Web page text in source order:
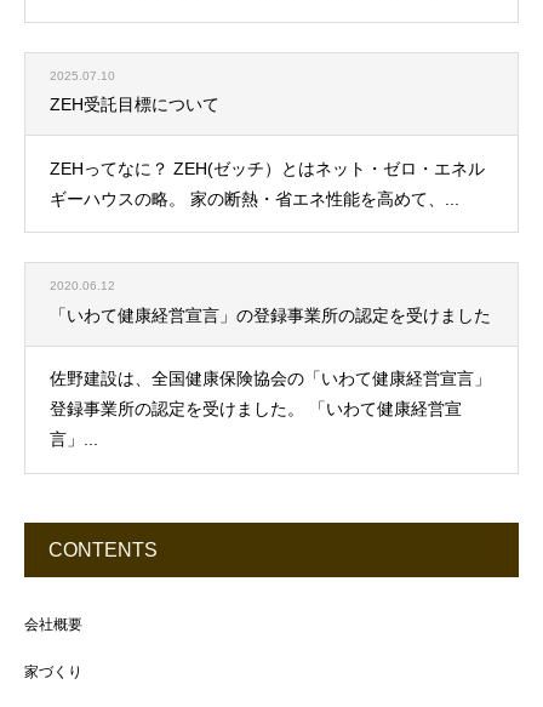
2025.07.10
ZEH受託目標について
ZEHってなに？ ZEH(ゼッチ）とはネット・ゼロ・エネル
ギーハウスの略。 家の断熱・省エネ性能を高めて、...
2020.06.12
「いわて健康経営宣言」の登録事業所の認定を受けました
佐野建設は、全国健康保険協会の「いわて健康経営宣言」
登録事業所の認定を受けました。 「いわて健康経営宣
言」...
CONTENTS
会社概要
家づくり